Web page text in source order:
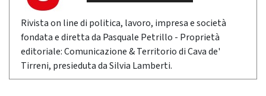
Rivista on line di politica, lavoro, impresa e società
fondata e diretta da Pasquale Petrillo - Proprietà
editoriale: Comunicazione & Territorio di Cava de'
Tirreni, presieduta da Silvia Lamberti.